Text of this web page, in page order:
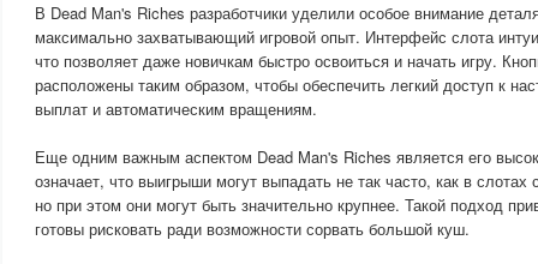
В Dead Man's Riches разработчики уделили особое внимание
максимально захватывающий игровой опыт. Интерфейс слота
что позволяет даже новичкам быстро освоиться и начать игру.
расположены таким образом, чтобы обеспечить легкий доступ к
выплат и автоматическим вращениям.
Еще одним важным аспектом Dead Man's Riches является его
означает, что выигрыши могут выпадать не так часто, как в слотах
но при этом они могут быть значительно крупнее. Такой подход
готовы рисковать ради возможности сорвать большой куш.